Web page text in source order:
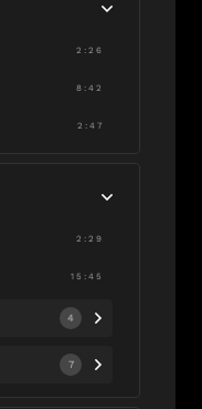
2:26
8:42
2:47
2:29
15:45
4
7